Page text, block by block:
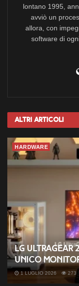
lontano 1995,
avviò un
allora, con
software di
Altri Articoli
HARDWARE
LG UltraGear
unico
1 LUGLIO 2026 273